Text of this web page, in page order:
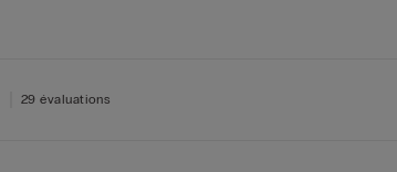
29 évaluations